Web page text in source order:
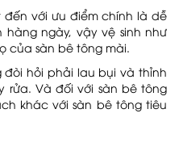
với ưu điểm chính là dễ
ngày, vậy vệ sinh như
sàn bê tông mài.
hỏi phải lau bụi và thỉnh
rửa. Và đối với sàn bê tông
khác với sàn bê tông tiêu